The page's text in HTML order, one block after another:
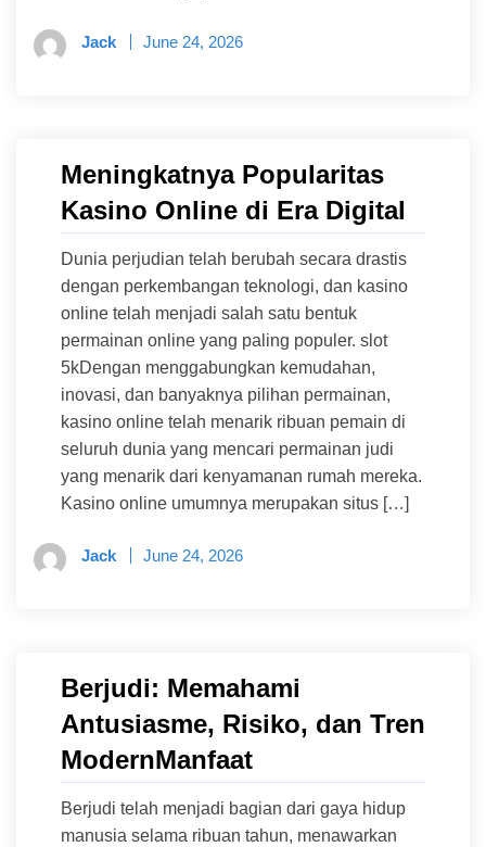
Jack June 24, 2026
Meningkatnya Popularitas
Kasino Online di Era Digital
Dunia perjudian telah berubah secara drastis
dengan perkembangan teknologi, dan kasino
online telah menjadi salah satu bentuk
permainan online yang paling populer. slot
5kDengan menggabungkan kemudahan,
inovasi, dan banyaknya pilihan permainan,
kasino online telah menarik ribuan pemain di
seluruh dunia yang mencari permainan judi
yang menarik dari kenyamanan rumah mereka.
Kasino online umumnya merupakan situs […]
Jack June 24, 2026
Berjudi: Memahami
Antusiasme, Risiko, dan Tren
ModernManfaat
Berjudi telah menjadi bagian dari gaya hidup
manusia selama ribuan tahun, menawarkan